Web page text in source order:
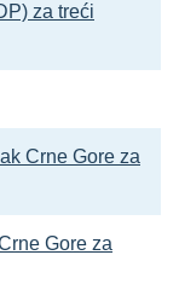
za treći
Crne Gore za
Gore za